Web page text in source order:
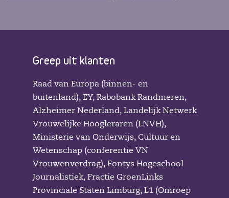
Greep uit klanten
Raad van Europa (binnen- en
buitenland), EY, Rabobank Randmeren,
Alzheimer Nederland, Landelijk Netwerk
Vrouwelijke Hoogleraren (LNVH),
Ministerie van Onderwijs, Cultuur en
Wetenschap (conferentie VN
Vrouwenverdrag), Fontys Hogeschool
Journalistiek, Fractie GroenLinks
Provinciale Staten Limburg, L1 (Omroep